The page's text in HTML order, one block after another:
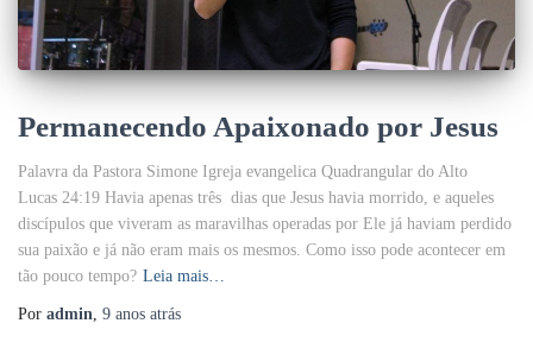
Permanecendo Apaixonado por Jesus
Palavra da Pastora Simone Igreja evangelica Quadrangular do Alto
Lucas 24:19 Havia apenas três dias que Jesus havia morrido, e aqueles
discípulos que viveram as maravilhas operadas por Ele já haviam perdido
sua paixão e já não eram mais os mesmos. Como isso pode acontecer em
tão pouco tempo? Leia mais…
Por admin 9 anos atrás